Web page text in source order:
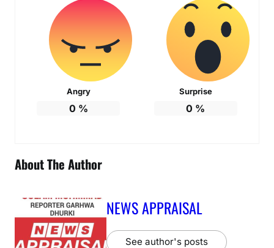
Angry
0 %
Surprise
0 %
About The Author
NEWS APPRAISAL
See author's posts